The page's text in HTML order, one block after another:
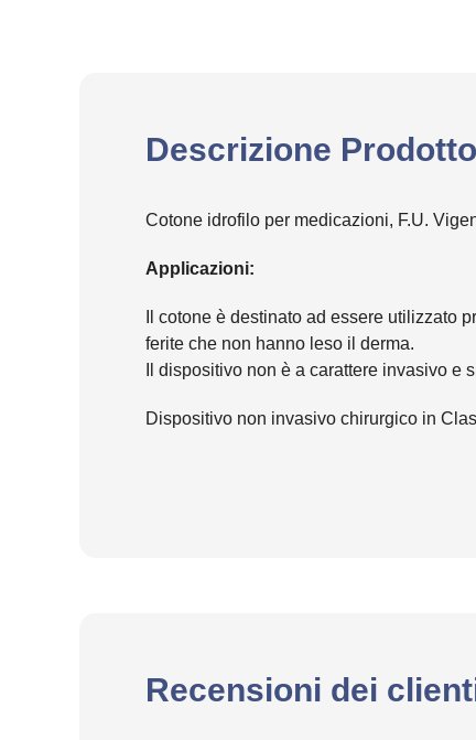
Descrizione Prodotto
Cotone idrofilo per medicazioni, F.U.
Applicazioni:
Il cotone è destinato ad essere utilizzato
ferite che non hanno leso il derma.
Il dispositivo non è a carattere invasivo
Dispositivo non invasivo chirurgico in
Recensioni dei